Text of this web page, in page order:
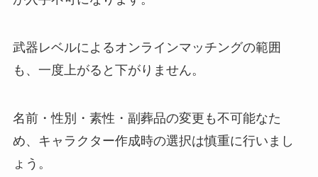
武器レベルによるオンラインマッチングの範囲
も、一度上がると下がりません。
名前・性別・素性・副葬品の変更も不可能なた
め、キャラクター作成時の選択は慎重に行いまし
ょう。